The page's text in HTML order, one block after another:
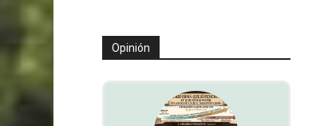
Opinión